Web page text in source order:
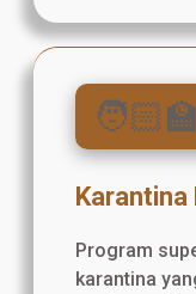
🧑🏻‍🏫
Program
karantina